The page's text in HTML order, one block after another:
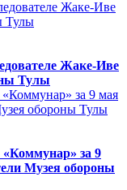
Жаке-Иве
Тулы
за 9
Музея обороны